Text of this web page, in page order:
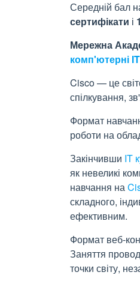
Середній бал
сертифікати і
Мережна
комп'ютерні
Cisco — це
спілкування,
Формат
роботи на
Закінчивши IT
як невеликі
навчання на
складного,
ефективним.
Формат веб-
Заняття
точки світу,